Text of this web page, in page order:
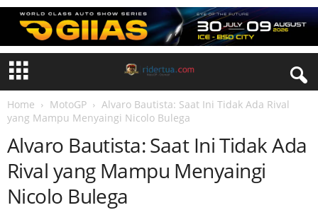
Home MotoGP
Alvaro Bautista: Saat Ini Tidak Ada Rival
yang Mampu Menyaingi Nicolo Bulega
Alvaro Bautista: Saat Ini Tidak Ada
Rival yang Mampu Menyaingi
Nicolo Bulega